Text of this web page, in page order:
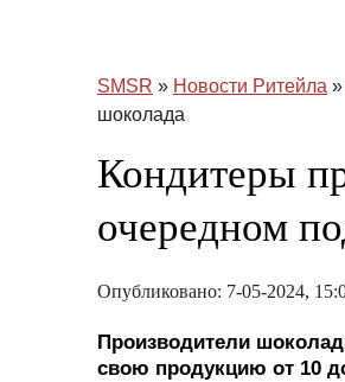
SMSR » Новости Ритейла
шоколада
Кондитеры
очередном
Опубликовано: 7-05-
Производители
свою продукцию от 10